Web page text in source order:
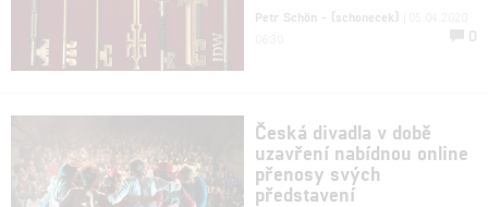
Petr Schön - (schonecek)
0
Česká divadla v době
uzavření nabídnou online
přenosy svých
představení